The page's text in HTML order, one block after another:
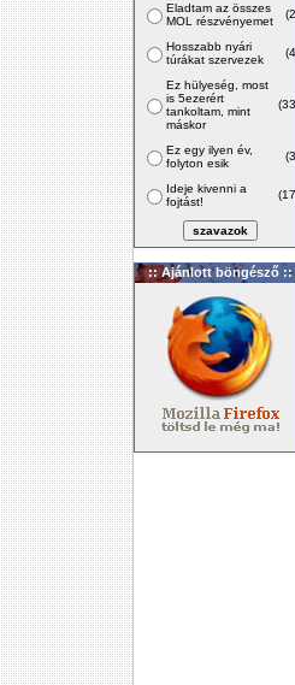
Eladtam az összes
MOL részvényemet
Hosszabb nyári
túrákat szervezek
Ez hülyeség, most
is 5ezerért
tankoltam, mint
máskor
Ez egy ilyen év,
folyton esik
Ideje kivenni a
fojtást!
:: Ajánlott böngésző ::